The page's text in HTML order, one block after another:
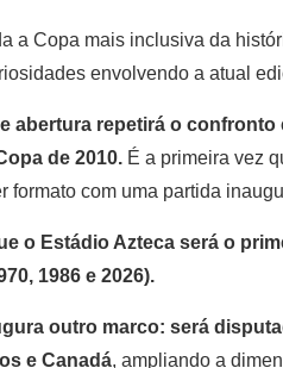
a Copa mais inclusiva da
envolvendo a atual
abertura repetirá o
de 2010. É a primeira vez
formato com uma partida
o Estádio Azteca será o
1986 e 2026).
outro marco: será
e Canadá, ampliando a